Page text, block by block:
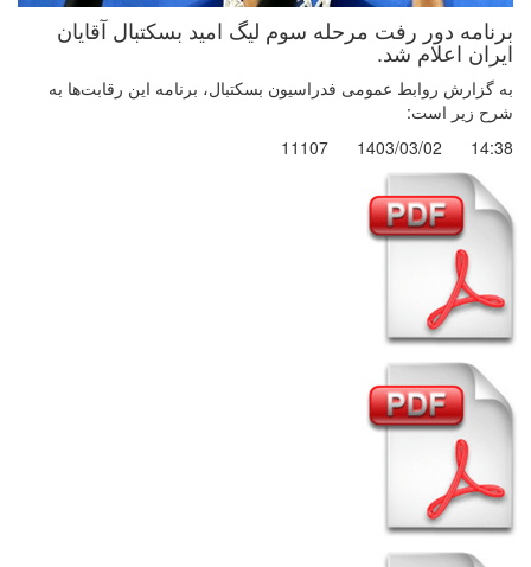
برنامه دور رفت مرحله سوم لیگ امید بسکتبال آقایان
ایران اعلام شد.
به گزارش روابط عمومی فدراسیون بسکتبال، برنامه این رقابت‌ها به
شرح زیر است:
14:38
1403/03/02
11107